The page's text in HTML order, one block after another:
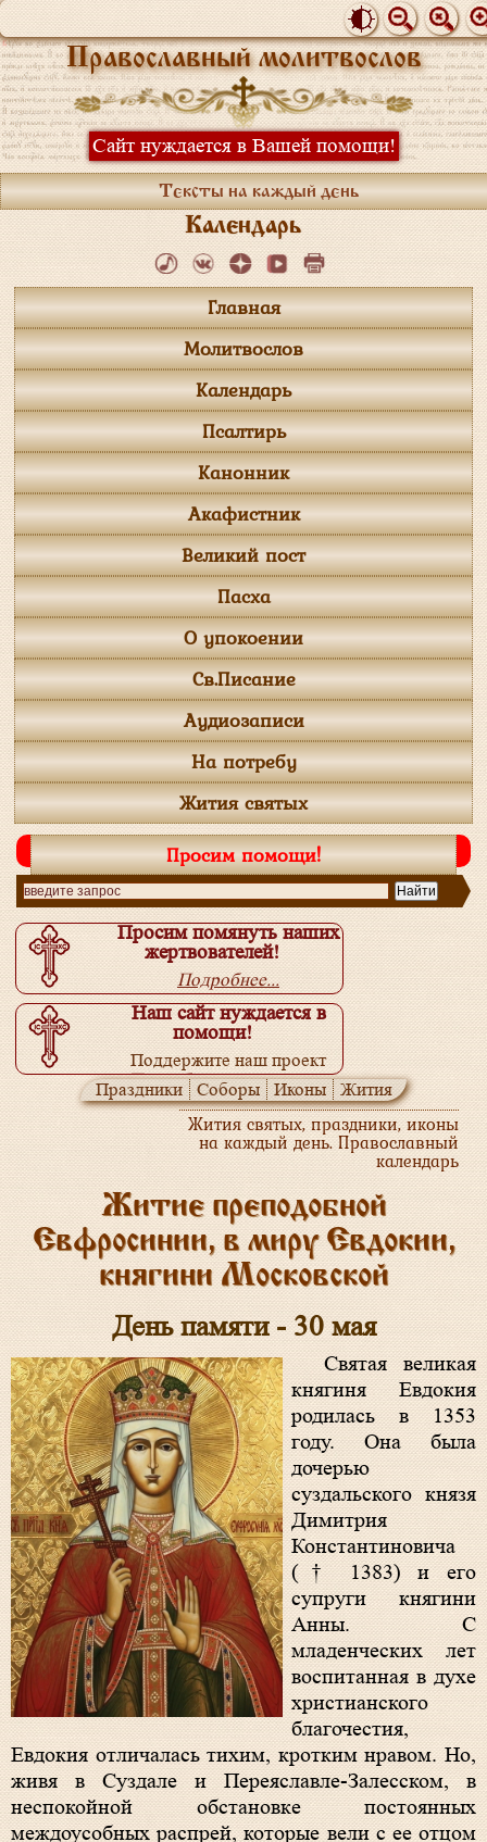
Православный молитвослов
Сайт нуждается в Вашей помощи!
Тексты на каждый день
Календарь
Главная
Молитвослов
Календарь
Псалтирь
Канонник
Акафистник
Великий пост
Пасха
О упокоении
Св.Писание
Аудиозаписи
На потребу
Жития святых
Просим помощи!
Просим помянуть наших
жертвователей!
Подробнее...
Наш сайт нуждается в
помощи!
Поддержите наш проект
Подробнее...
Праздники Соборы Иконы Жития
Жития святых, праздники, иконы
на каждый день. Православный
календарь
Житие преподобной
Евфросинии, в миру Евдокии,
княгини Московской
День памяти - 30 мая
Святая великая
княгиня Евдокия
родилась в 1353
году. Она была
дочерью
суздальского князя
Димитрия
Константиновича
(† 1383) и его
супруги княгини
Анны. С
младенческих лет
воспитанная в духе
христианского
благочестия,
Евдокия отличалась тихим, кротким нравом. Но,
живя в Суздале и Переяславле-Залесском, в
неспокойной обстановке постоянных
междоусобных распрей, которые вели с ее отцом